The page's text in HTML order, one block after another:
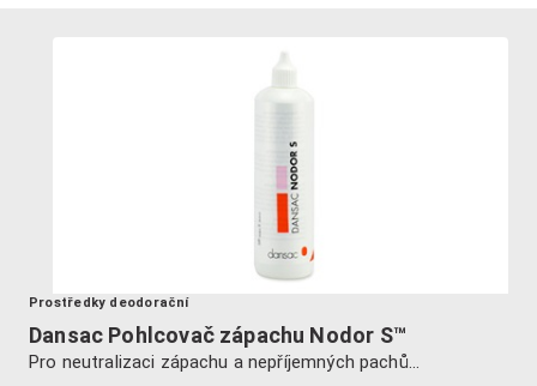
Prostředky deodorační
Dansac Pohlcovač zápachu Nodor S™
Pro neutralizaci zápachu a nepříjemných pachů...